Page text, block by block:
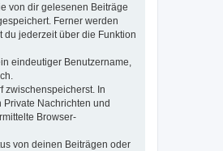
von dir gelesenen Beiträge
Ferner werden
du jederzeit über die Funktion
eindeutiger Benutzername,
zwischenspeicherst. In
Nachrichten und
Browser-
von deinen Beiträgen oder